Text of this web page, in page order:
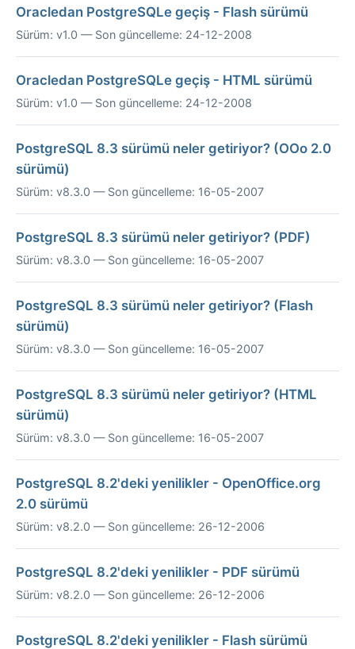
Oracledan PostgreSQLe geçiş - Flash sürümü
Sürüm: v1.0 — Son güncelleme: 24-12-2008
Oracledan PostgreSQLe geçiş - HTML sürümü
Sürüm: v1.0 — Son güncelleme: 24-12-2008
PostgreSQL 8.3 sürümü neler getiriyor? (OOo 2.0
sürümü)
Sürüm: v8.3.0 — Son güncelleme: 16-05-2007
PostgreSQL 8.3 sürümü neler getiriyor? (PDF)
Sürüm: v8.3.0 — Son güncelleme: 16-05-2007
PostgreSQL 8.3 sürümü neler getiriyor? (Flash
sürümü)
Sürüm: v8.3.0 — Son güncelleme: 16-05-2007
PostgreSQL 8.3 sürümü neler getiriyor? (HTML
sürümü)
Sürüm: v8.3.0 — Son güncelleme: 16-05-2007
PostgreSQL 8.2'deki yenilikler - OpenOffice.org
2.0 sürümü
Sürüm: v8.2.0 — Son güncelleme: 26-12-2006
PostgreSQL 8.2'deki yenilikler - PDF sürümü
Sürüm: v8.2.0 — Son güncelleme: 26-12-2006
PostgreSQL 8.2'deki yenilikler - Flash sürümü